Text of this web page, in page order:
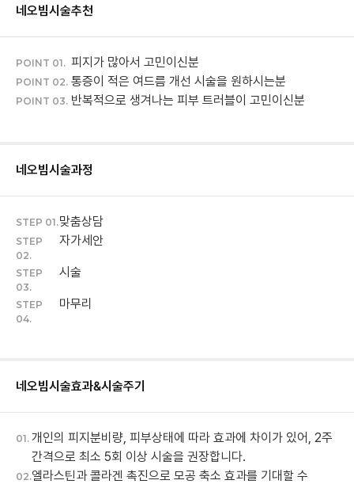
네오빔시술추천
POINT 01. 피지가 많아서 고민이신분
POINT 02. 통증이 적은 여드름 개선 시술을 원하시는분
POINT 03. 반복적으로 생겨나는 피부 트러블이 고민이신분
네오빔시술과정
STEP 01.맞춤상담
STEP
02.
자가세안
STEP
03.
시술
STEP
04.
마무리
네오빔시술효과&시술주기
01. 개인의 피지분비량, 피부상태에 따라 효과에 차이가 있어, 2주
간격으로 최소 5회 이상 시술을 권장합니다.
02.엘라스틴과 콜라겐 촉진으로 모공 축소 효과를 기대할 수